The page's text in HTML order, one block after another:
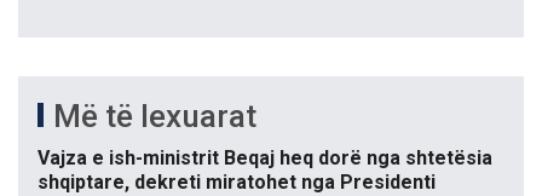
Më të lexuarat
Vajza e ish-ministrit Beqaj heq dorë nga shtetësia
shqiptare, dekreti miratohet nga Presidenti